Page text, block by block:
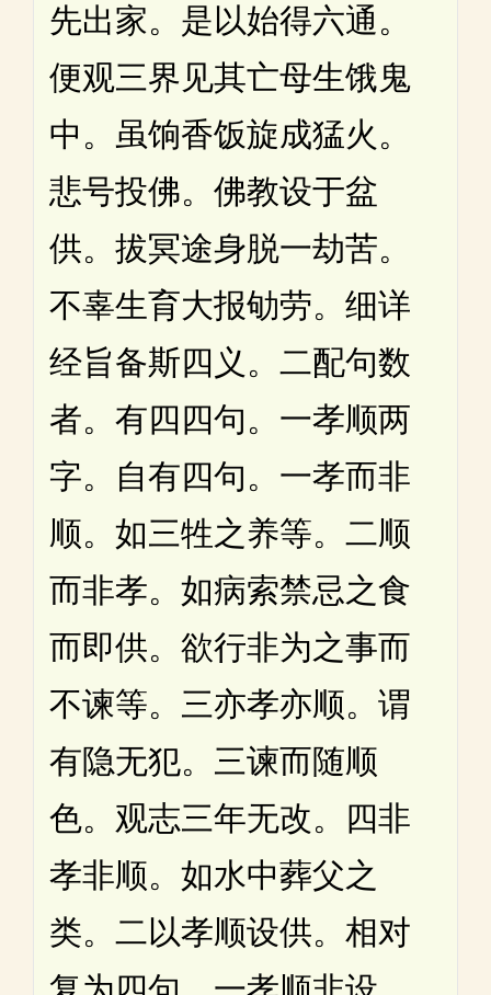
先出家。是以始得六通。
便观三界见其亡母生饿鬼
中。虽饷香饭旋成猛火。
悲号投佛。佛教设于盆
供。拔冥途身脱一劫苦。
不辜生育大报劬劳。细详
经旨备斯四义。二配句数
者。有四四句。一孝顺两
字。自有四句。一孝而非
顺。如三牲之养等。二顺
而非孝。如病索禁忌之食
而即供。欲行非为之事而
不谏等。三亦孝亦顺。谓
有隐无犯。三谏而随顺
色。观志三年无改。四非
孝非顺。如水中葬父之
类。二以孝顺设供。相对